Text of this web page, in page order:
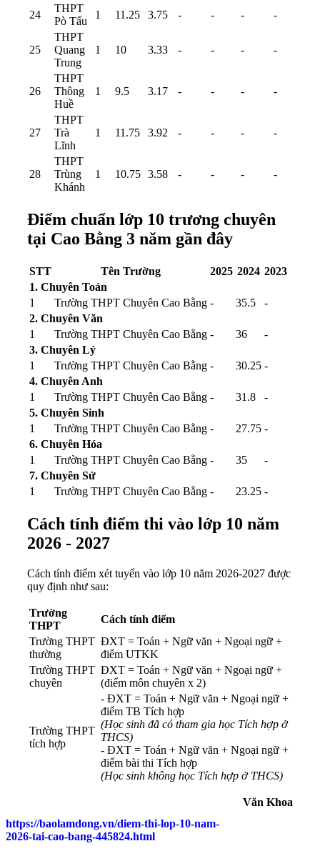
24
THPT
Pò Tấu
1 11.25 3.75 - - - -
25
THPT
Quang
Trung
1 10 3.33 - - - -
26
THPT
Thông
Huề
1 9.5 3.17 - - - -
27
THPT
Trà
Lĩnh
1 11.75 3.92 - - - -
28
THPT
Trùng
Khánh
1 10.75 3.58 - - - -
Điểm chuẩn lớp 10 trương chuyên
tại Cao Bằng 3 năm gần đây
STT Tên Trường 2025 2024 2023
1. Chuyên Toán
1
Trường THPT Chuyên Cao Bằng - 35.5
-
2. Chuyên Văn
1
Trường THPT Chuyên Cao Bằng - 36
-
3. Chuyên Lý
1
Trường THPT Chuyên Cao Bằng - 30.25 -
4. Chuyên Anh
1
Trường THPT Chuyên Cao Bằng - 31.8
-
5. Chuyên Sinh
1
Trường THPT Chuyên Cao Bằng - 27.75 -
6. Chuyên Hóa
1
Trường THPT Chuyên Cao Bằng - 35
-
7. Chuyên Sử
1
Trường THPT Chuyên Cao Bằng - 23.25 -
Cách tính điểm thi vào lớp 10 năm
2026 - 2027
Cách tính điểm xét tuyển vào lớp 10 năm 2026-2027 được
quy định như sau:
Trường
THPT
Cách tính điểm
Trường THPT
thường
ĐXT = Toán + Ngữ văn + Ngoại ngữ +
điểm UTKK
Trường THPT
chuyên
ĐXT = Toán + Ngữ văn + Ngoại ngữ +
(điểm môn chuyên x 2)
Trường THPT
tích hợp
- ĐXT = Toán + Ngữ văn + Ngoại ngữ +
điểm TB Tích hợp
(Học sinh đã có tham gia học Tích hợp ở
THCS)
- ĐXT = Toán + Ngữ văn + Ngoại ngữ +
điểm bài thi Tích hợp
(Học sinh không học Tích hợp ở THCS)
Văn Khoa
https://baolamdong.vn/diem-thi-lop-10-nam-
2026-tai-cao-bang-445824.html